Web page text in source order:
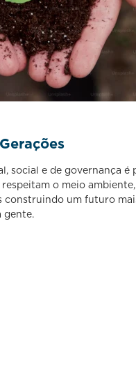
social e de governança é
o meio
construindo um futuro
gente.